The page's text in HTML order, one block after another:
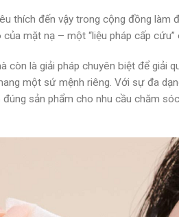
thích đến vậy trong cộng đồng
mặt nạ – một “liệu pháp cấp
là giải pháp chuyên biệt để giải
một sứ mệnh riêng. Với sự đa
sản phẩm cho nhu cầu chăm